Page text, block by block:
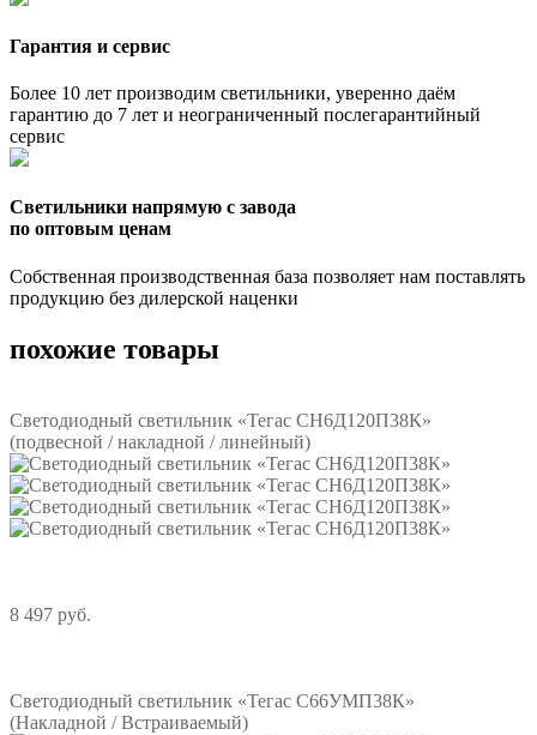
Гарантия и сервис
Более 10 лет производим светильники, уверенно даём
гарантию до 7 лет и неограниченный послегарантийный
сервис
Светильники напрямую с завода
по оптовым ценам
Собственная производственная база позволяет нам поставлять
продукцию без дилерской наценки
похожие товары
Светодиодный светильник «Тегас СН6Д120П38К»
(подвесной / накладной / линейный)
8 497 руб.
Светодиодный светильник «Тегас С66УМП38К»
(Накладной / Встраиваемый)